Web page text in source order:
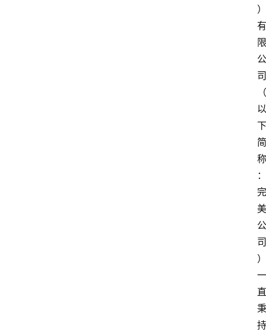
）
有
限
公
司
（
以
下
简
称
：
完
美
公
司
）
一
直
秉
持